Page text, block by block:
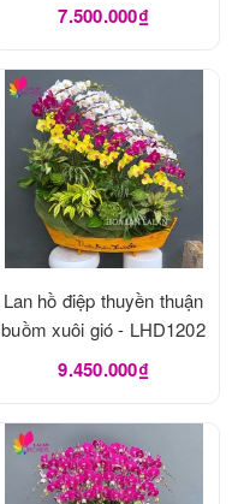
7.500.000₫
Lan hồ điệp thuyền thuận
buồm xuôi gió - LHD1202
9.450.000₫